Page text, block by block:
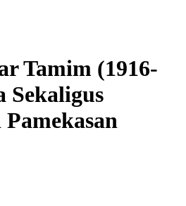
Tamim (1916-
Sekaligus